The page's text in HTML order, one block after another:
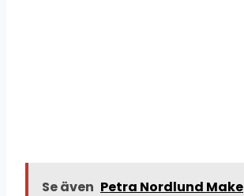
Se även Petra Nordlund Make